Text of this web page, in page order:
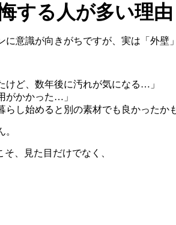
する人が多い理由
意識が向きがちですが、実は「外壁
けど、数年後に汚れが気になる… 」
がかかった… 」
らし始めると別の素材でも良かったか
そ、見た目だけでなく、